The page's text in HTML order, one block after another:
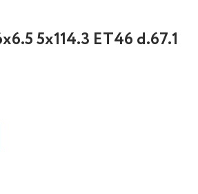
5x114.3 ET46 d.67.1